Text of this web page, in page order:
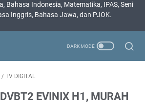
Bahasa Indonesia, Matematika, IPAS, Seni
Inggris, Bahasa Jawa, dan PJOK.
/ TV DIGITAL
EVINIX H1, MURAH